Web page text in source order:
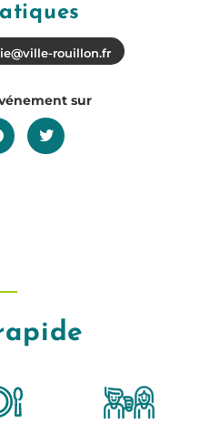
rouillon.fr
sur